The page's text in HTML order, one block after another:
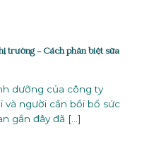
trường – Cách phân biệt sữa
dưỡng của công ty
người cần bồi bổ sức
gần đây đã [...]